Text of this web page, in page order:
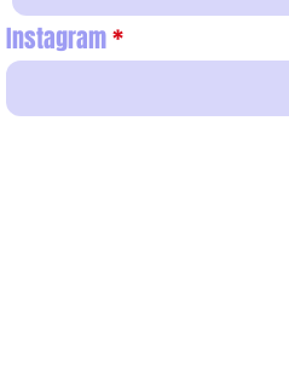
Instagram